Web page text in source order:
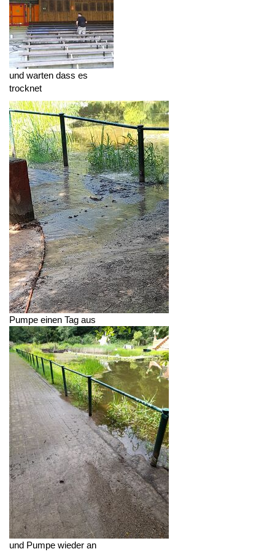
und warten dass es
trocknet
Pumpe einen Tag aus
und Pumpe wieder an